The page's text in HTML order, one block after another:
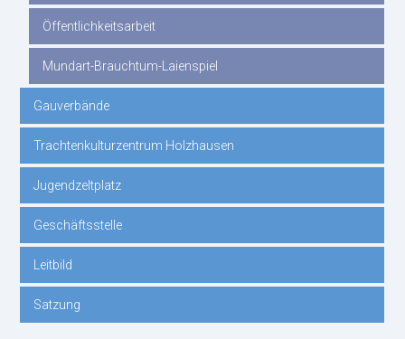
Öffentlichkeitsarbeit
Mundart-Brauchtum-Laienspiel
Gauverbände
Trachtenkulturzentrum Holzhausen
Jugendzeltplatz
Geschäftsstelle
Leitbild
Satzung